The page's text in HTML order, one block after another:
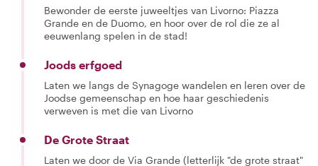
Bewonder de eerste juweeltjes van Livorno: Piazza
Grande en de Duomo, en hoor over de rol die ze al
eeuwenlang spelen in de stad!
Joods erfgoed
Laten we langs de Synagoge wandelen en leren over de
Joodse gemeenschap en hoe haar geschiedenis
verweven is met die van Livorno
De Grote Straat
Laten we door de Via Grande (letterlijk "de grote straat"